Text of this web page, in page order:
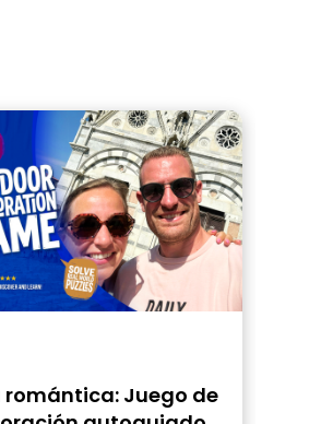
romántica: Juego de